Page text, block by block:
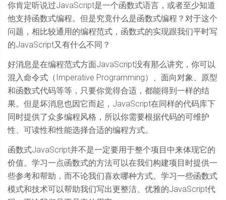
你肯定听说过JavaScript是一个函数式语言，或者至少知道
他支持函数式编程。但是究竟什么是函数式编程？对于这个
问题，相比较通用的编程范式，函数式的实现跟我们平时写
的JavaScript又有什么不同？
好消息是在编程范式方面JavaScript没有那么讲究，你可以
混入命令式（Imperative Programming）、面向对象、原型
和函数式代码等等，只要你觉得合适，都能得到一样的结
果。但是坏消息也因它而起，JavaScript在同样的代码库下
同时提供了众多编程风格，所以你需要根据代码的可维护
性、可读性和性能选择合适的编程方式。
函数式JavaScript并不是一定要用于整个项目中来体现它的
价值。学习一点函数式的方法可以在我们构建项目时提供一
些参考和帮助，而不论我们喜欢哪种方式。学习一些函数式
模式和技术可以帮助我们写出更整洁、优雅的JavaScript代